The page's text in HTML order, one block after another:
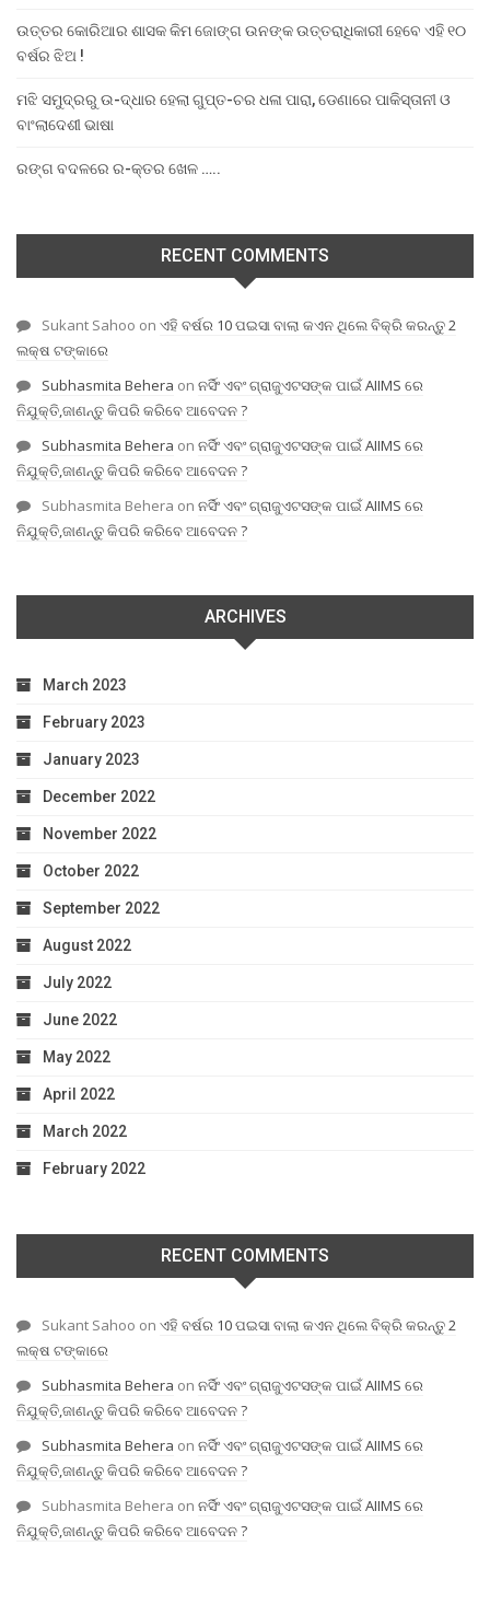
ଉତ୍ତର କୋରିଆର ଶାସକ କିମ ଜୋଙ୍ଗ ଉନଙ୍କ ଉତ୍ତରାଧିକାରୀ ହେବେ ଏହି ୧୦
ବର୍ଷର ଝିଅ !
ମଝି ସମୁଦ୍ରରୁ ଉ-ଦ୍ଧାର ହେଲା ଗୁପ୍ତ-ଚର ଧଳା ପାରା, ଡେଣାରେ ପାକିସ୍ତାନୀ ଓ
ବାଂଲାଦେଶୀ ଭାଷା
ରଙ୍ଗ ବଦଳରେ ର-କ୍ତର ଖେଳ …..
RECENT COMMENTS
Sukant Sahoo on ଏହି ବର୍ଷର 10 ପଇସା ବାଲା କଏନ ଥିଲେ ବିକ୍ରି କରନ୍ତୁ 2
ଲକ୍ଷ ଟଙ୍କାରେ
Subhasmita Behera on ନର୍ସିଂ ଏବଂ ଗ୍ରାଜୁଏଟସଙ୍କ ପାଇଁ AIIMS ରେ
ନିଯୁକ୍ତି,ଜାଣନ୍ତୁ କିପରି କରିବେ ଆବେଦନ ?
Subhasmita Behera on ନର୍ସିଂ ଏବଂ ଗ୍ରାଜୁଏଟସଙ୍କ ପାଇଁ AIIMS ରେ
ନିଯୁକ୍ତି,ଜାଣନ୍ତୁ କିପରି କରିବେ ଆବେଦନ ?
Subhasmita Behera on ନର୍ସିଂ ଏବଂ ଗ୍ରାଜୁଏଟସଙ୍କ ପାଇଁ AIIMS ରେ
ନିଯୁକ୍ତି,ଜାଣନ୍ତୁ କିପରି କରିବେ ଆବେଦନ ?
ARCHIVES
March 2023
February 2023
January 2023
December 2022
November 2022
October 2022
September 2022
August 2022
July 2022
June 2022
May 2022
April 2022
March 2022
February 2022
RECENT COMMENTS
Sukant Sahoo on ଏହି ବର୍ଷର 10 ପଇସା ବାଲା କଏନ ଥିଲେ ବିକ୍ରି କରନ୍ତୁ 2
ଲକ୍ଷ ଟଙ୍କାରେ
Subhasmita Behera on ନର୍ସିଂ ଏବଂ ଗ୍ରାଜୁଏଟସଙ୍କ ପାଇଁ AIIMS ରେ
ନିଯୁକ୍ତି,ଜାଣନ୍ତୁ କିପରି କରିବେ ଆବେଦନ ?
Subhasmita Behera on ନର୍ସିଂ ଏବଂ ଗ୍ରାଜୁଏଟସଙ୍କ ପାଇଁ AIIMS ରେ
ନିଯୁକ୍ତି,ଜାଣନ୍ତୁ କିପରି କରିବେ ଆବେଦନ ?
Subhasmita Behera on ନର୍ସିଂ ଏବଂ ଗ୍ରାଜୁଏଟସଙ୍କ ପାଇଁ AIIMS ରେ
ନିଯୁକ୍ତି,ଜାଣନ୍ତୁ କିପରି କରିବେ ଆବେଦନ ?